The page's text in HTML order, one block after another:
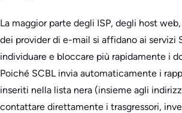
La maggior parte degli ISP, degli host
dei provider di e-mail si affidano ai servizi
individuare e bloccare più rapidamente i
Poiché SCBL invia automaticamente i
inseriti nella lista nera (insieme agli
contattare direttamente i trasgressori,